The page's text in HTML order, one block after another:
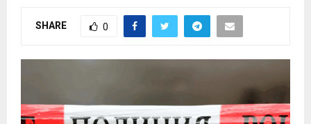
SHARE 0